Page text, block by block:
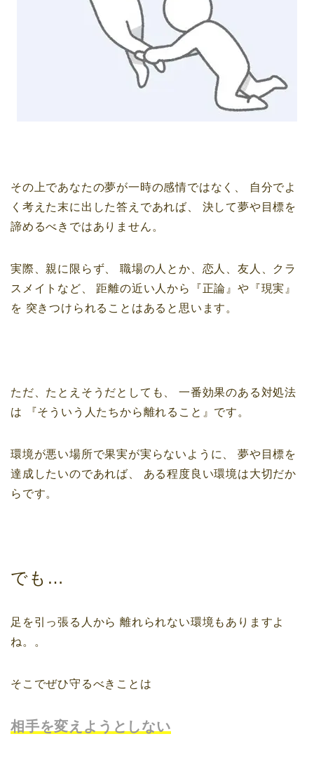
その上であなたの夢が一時の感情ではなく、
自分でよ
く考えた末に出した答えであれば、
決して夢や目標を
諦めるべきではありません。
実際、親に限らず、
職場の人とか、恋人、友人、クラ
スメイトなど、
距離の近い人から『正論』や『現実』
を 突きつけられることはあると思います。
ただ、たとえそうだとしても、
一番効果のある対処法
は
『そういう人たちから離れること』です。
環境が悪い場所で果実が実らないように、
夢や目標を
達成したいのであれば、
ある程度良い環境は大切だか
らです。
でも…
足を引っ張る人から 離れられない環境もありますよ
ね。。
そこでぜひ守るべきことは
相手を変えようとしない